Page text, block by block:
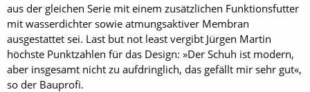
aus der gleichen Serie mit einem zusätzlichen Funktionsfutter
mit wasserdichter sowie atmungsaktiver Membran
ausgestattet sei. Last but not least vergibt Jürgen Martin
höchste Punktzahlen für das Design: »Der Schuh ist modern,
aber insgesamt nicht zu aufdringlich, das gefällt mir sehr gut«,
so der Bauprofi.